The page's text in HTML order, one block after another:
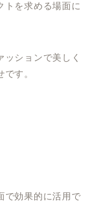
トを求める場面に
ションで美しく
す。
で効果的に活用で